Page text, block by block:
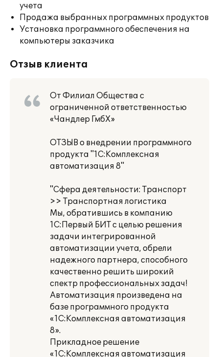
учета
Продажа выбранных программных продуктов
Установка программного обеспечения на
компьютеры заказчика
Отзыв клиента
От Филиал Общества с
ограниченной ответственностью
«Чандлер ГмбХ»
ОТЗЫВ о внедрении программного
продукта "1С:Комплексная
автоматизация 8"
"Сфера деятельности: Транспорт
>> Транспортная логистика
Мы, обратившись в компанию
1С:Первый БИТ с целью решения
задачи интегрированной
автоматизации учета, обрели
надежного партнера, способного
качественно решить широкий
спектр профессиональных задач!
Автоматизация произведена на
базе программного продукта
«1С:Комплексная автоматизация
8».
Прикладное решение
«1С:Комплексная автоматизация